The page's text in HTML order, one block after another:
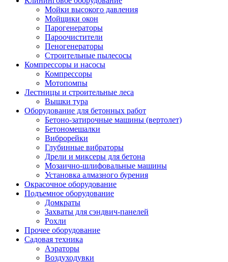
Мойки высокого давления
Мойщики окон
Парогенераторы
Пароочистители
Пеногенераторы
Строительные пылесосы
Компрессоры и насосы
Компрессоры
Мотопомпы
Лестницы и строительные леса
Вышки тура
Оборудование для бетонных работ
Бетоно-затирочные машины (вертолет)
Бетономешалки
Виброрейки
Глубинные вибраторы
Дрели и миксеры для бетона
Мозаично-шлифовальные машины
Установка алмазного бурения
Окрасочное оборудование
Подъемное оборудование
Домкраты
Захваты для сэндвич-панелей
Рохли
Прочее оборудование
Садовая техника
Аэраторы
Воздуходувки